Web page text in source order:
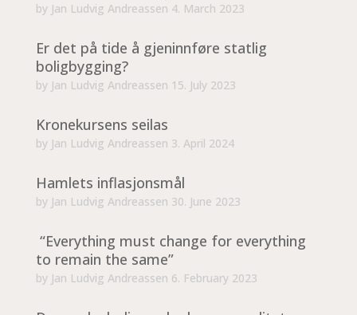
by Jan Ludvig Andreassen 4. March 2023
Er det på tide å gjeninnføre statlig
boligbygging?
by Jan Ludvig Andreassen 15. July 2023
Kronekursens seilas
by Jan Ludvig Andreassen 3. April 2024
Hamlets inflasjonsmål
by Jan Ludvig Andreassen 30. June 2023
“Everything must change for everything
to remain the same”
by Jan Ludvig Andreassen 6. February 2023